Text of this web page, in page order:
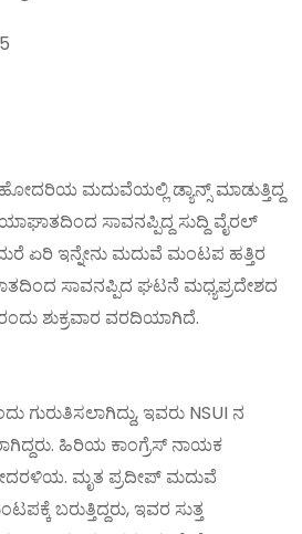
ಮದುವೆಯಲ್ಲಿ ಡ್ಯಾನ್ಸ್ ಮಾಡುತ್ತಿದ್ದ
ಸಾವನಪ್ಪಿದ್ದ ಸುದ್ದಿ ವೈರಲ್
ಏರಿ ಇನ್ನೇನು ಮದುವೆ ಮಂಟಪ ಹತ್ತಿರ
ಸಾವನಪ್ಪಿದ ಘಟನೆ ಮಧ್ಯಪ್ರದೇಶದ
ಶುಕ್ರವಾರ ವರದಿಯಾಗಿದೆ.
ಗುರುತಿಸಲಾಗಿದ್ದು, ಇವರು NSUI ನ
ಹಿರಿಯ ಕಾಂಗ್ರೆಸ್ ನಾಯಕ
ಮೃತ ಪ್ರದೀಪ್ ಮದುವೆ
ಬರುತ್ತಿದ್ದರು, ಇವರ ಸುತ್ತ